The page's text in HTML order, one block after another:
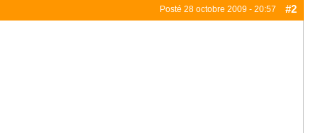
Posté 28 octobre 2009 - 20:57 #2